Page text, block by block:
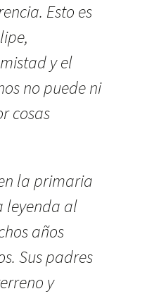
Esto es
y el
no puede ni
cosas
la primaria
leyenda al
años
Sus padres
y